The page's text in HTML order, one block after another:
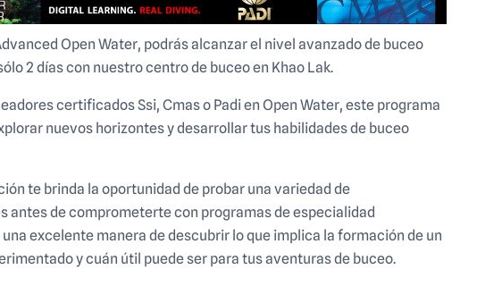
Open Water, podrás alcanzar el nivel avanzado de buceo
2 días con nuestro centro de buceo en Khao Lak.
certificados Ssi, Cmas o Padi en Open Water, este programa
nuevos horizontes y desarrollar tus habilidades de buceo
te brinda la oportunidad de probar una variedad de
antes de comprometerte con programas de especialidad
excelente manera de descubrir lo que implica la formación de un
y cuán útil puede ser para tus aventuras de buceo.